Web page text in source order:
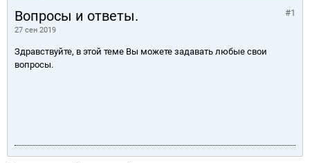
Вопросы и ответы.
27 сен 2019
#1
Здравствуйте, в этой теме Вы можете задавать любые свои
вопросы.